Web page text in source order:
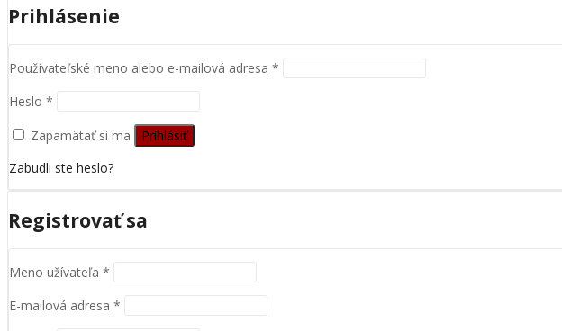
Prihlásenie
Používateľské meno alebo e-mailová adresa *
Heslo *
Zapamätať si ma
Prihlásiť
Zabudli ste heslo?
Registrovať sa
Meno užívateľa *
E-mailová adresa *